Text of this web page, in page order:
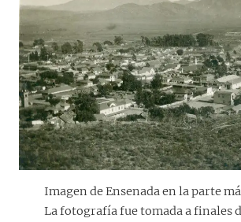
Imagen de Ensenada en la parte
La fotografía fue tomada a finales